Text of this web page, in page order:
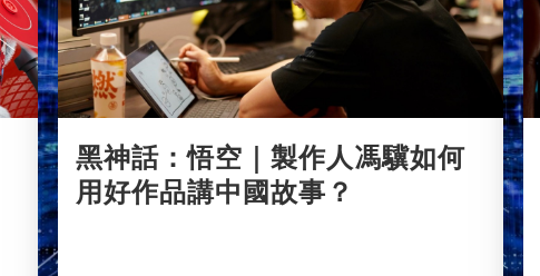
黑神話：悟空｜製作人馮驥如何
用好作品講中國故事？